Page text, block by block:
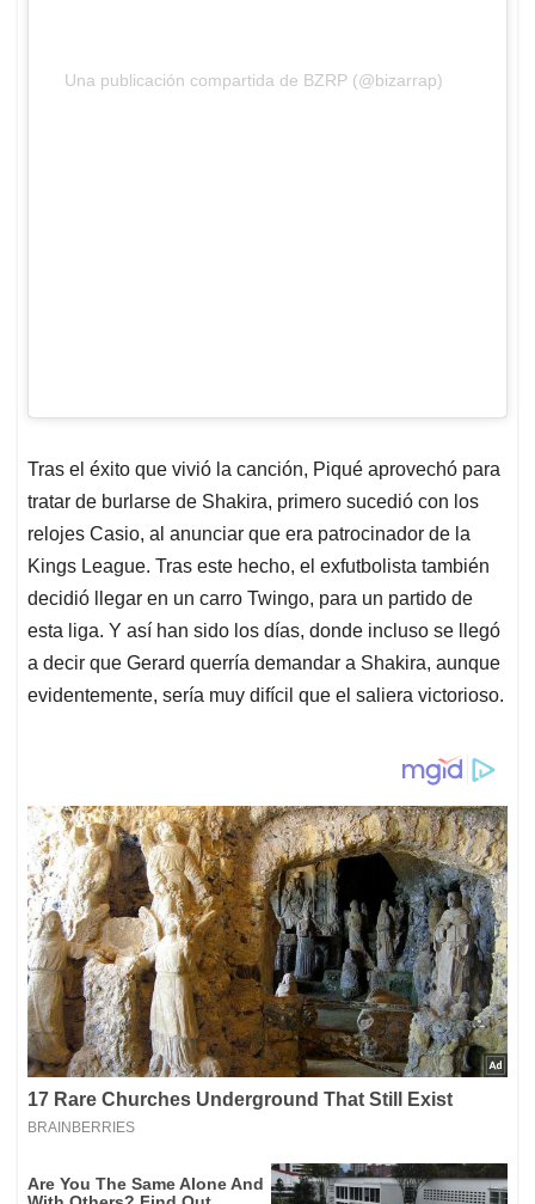
Una publicación compartida de BZRP (@bizarrap)
Tras el éxito que vivió la canción, Piqué aprovechó para
tratar de burlarse de Shakira, primero sucedió con los
relojes Casio, al anunciar que era patrocinador de la
Kings League. Tras este hecho, el exfutbolista también
decidió llegar en un carro Twingo, para un partido de
esta liga. Y así han sido los días, donde incluso se llegó
a decir que Gerard querría demandar a Shakira, aunque
evidentemente, sería muy difícil que el saliera victorioso.